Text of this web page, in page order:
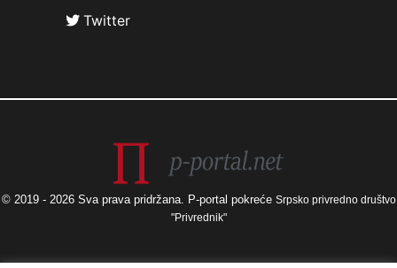
Twitter
© 2019 - 2026 Sva prava pridržana. P-portal pokreće Srpsko privredno društvo
"Privrednik"